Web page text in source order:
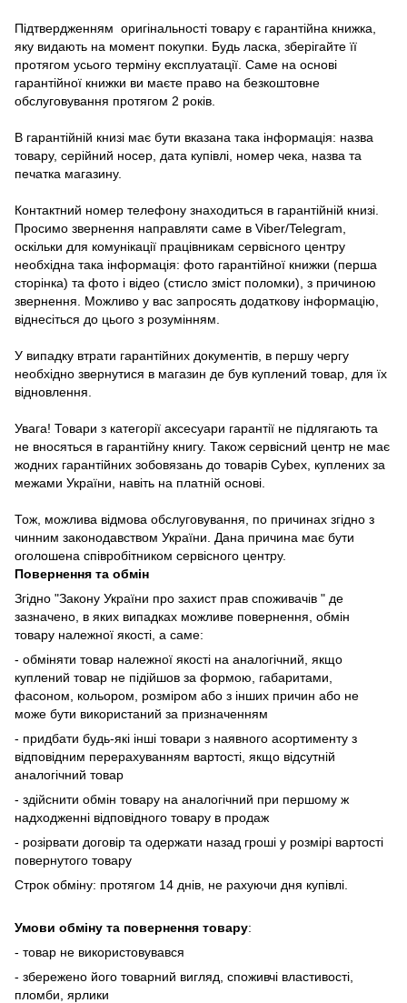
Підтвердженням оригінальності товару є гарантійна книжка,
яку видають на момент покупки. Будь ласка, зберігайте її
протягом усього терміну експлуатації. Саме на основі
гарантійної книжки ви маєте право на безкоштовне
обслуговування протягом 2 років.
В гарантійній книзі має бути вказана така інформація: назва
товару, серійний носер, дата купівлі, номер чека, назва та
печатка магазину.
Контактний номер телефону знаходиться в гарантійній книзі.
Просимо звернення направляти саме в Viber/Telegram,
оскільки для комунікації працівникам сервісного центру
необхідна така інформація: фото гарантійної книжки (перша
сторінка) та фото і відео (стисло зміст поломки), з причиною
звернення. Можливо у вас запросять додаткову інформацію,
віднесіться до цього з розумінням.
У випадку втрати гарантійних документів, в першу чергу
необхідно звернутися в магазин де був куплений товар, для їх
відновлення.
Увага! Товари з категорії аксесуари гарантії не підлягають та
не вносяться в гарантійну книгу. Також сервісний центр не має
жодних гарантійних зобовязань до товарів Cybex, куплених за
межами України, навіть на платній основі.
Тож, можлива відмова обслуговування, по причинах згідно з
чинним законодавством України. Дана причина має бути
оголошена співробітником сервісного центру.
Повернення та обмін
Згідно "Закону України про захист прав споживачів " де
зазначено, в яких випадках можливе повернення, обмін
товару належної якості, а саме:
- обміняти товар належної якості на аналогічний, якщо
куплений товар не підійшов за формою, габаритами,
фасоном, кольором, розміром або з інших причин або не
може бути використаний за призначенням
- придбати будь-які інші товари з наявного асортименту з
відповідним перерахуванням вартості, якщо відсутній
аналогічний товар
- здійснити обмін товару на аналогічний при першому ж
надходженні відповідного товару в продаж
- розірвати договір та одержати назад гроші у розмірі вартості
повернутого товару
Строк обміну: протягом 14 днів, не рахуючи дня купівлі.
Умови обміну та повернення товару:
- товар не використовувався
- збережено його товарний вигляд, споживчі властивості,
пломби, ярлики